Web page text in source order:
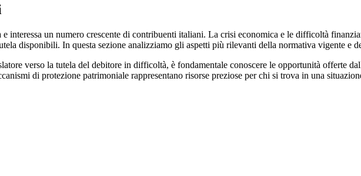
interessa un numero crescente di contribuenti italiani. La crisi economica e le difficoltà
disponibili. In questa sezione analizziamo gli aspetti più rilevanti della normativa vigente e
verso la tutela del debitore in difficoltà, è fondamentale conoscere le opportunità offerte
di protezione patrimoniale rappresentano risorse preziose per chi si trova in una